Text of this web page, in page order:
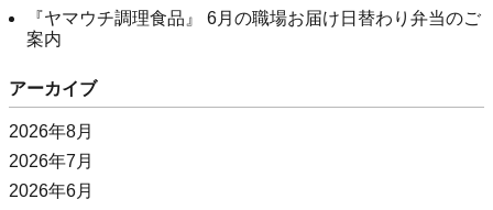
『ヤマウチ調理食品』 6月の職場お届け日替わり弁当のご
案内
アーカイブ
2026年8月
2026年7月
2026年6月